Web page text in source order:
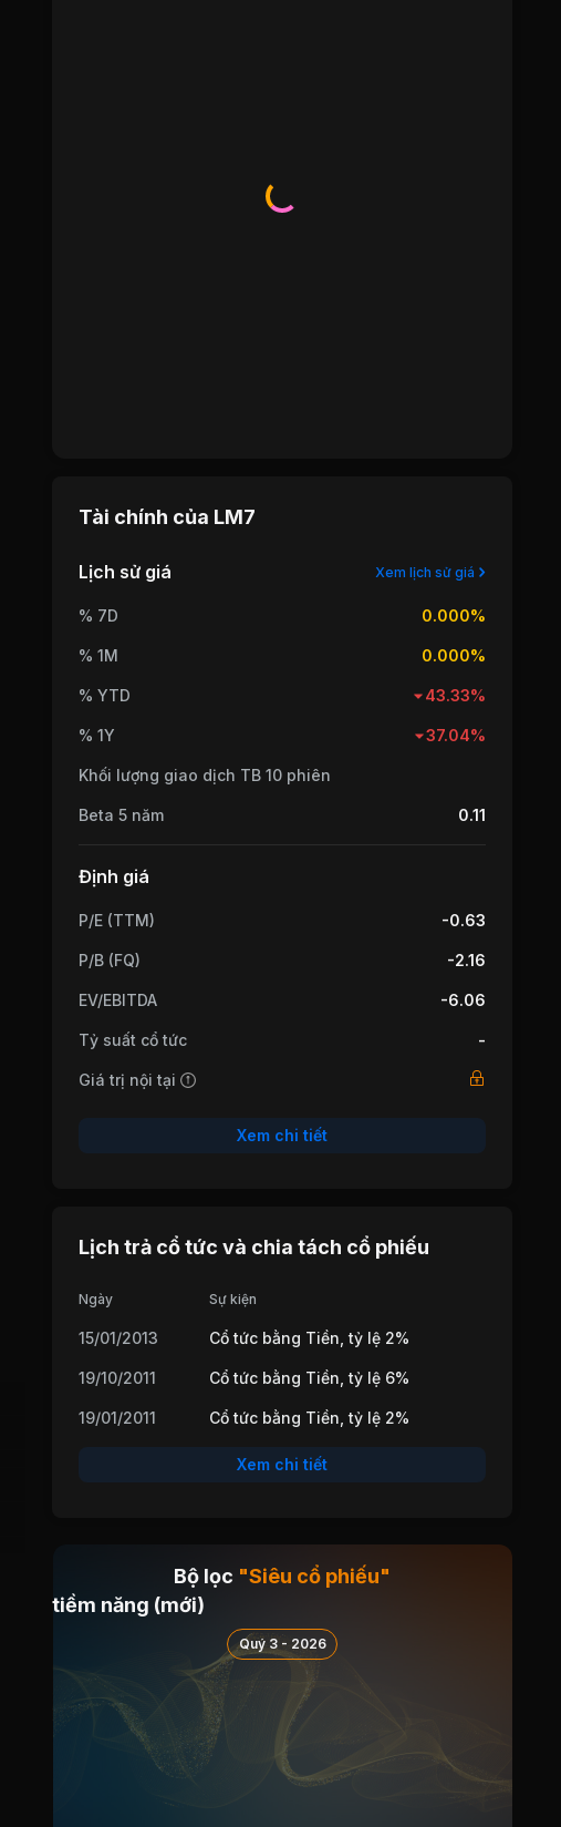
Tài chính của LM7
Lịch sử giá Xem lịch sử giá
% 7D 0.000%
% 1M 0.000%
% YTD 43.33%
% 1Y 37.04%
Khối lượng giao dịch TB 10 phiên
Beta 5 năm 0.11
Định giá
P/E (TTM) -0.63
P/B (FQ) -2.16
EV/EBITDA -6.06
Tỷ suất cổ tức -
Giá trị nội tại
Xem chi tiết
Lịch trả cổ tức và chia tách cổ phiếu
Ngày Sự kiện
15/01/2013 Cổ tức bằng Tiền, tỷ lệ 2%
19/10/2011 Cổ tức bằng Tiền, tỷ lệ 6%
19/01/2011 Cổ tức bằng Tiền, tỷ lệ 2%
Xem chi tiết
Bộ lọc "Siêu cổ phiếu"
tiềm năng (mới)
Quý 3 - 2026